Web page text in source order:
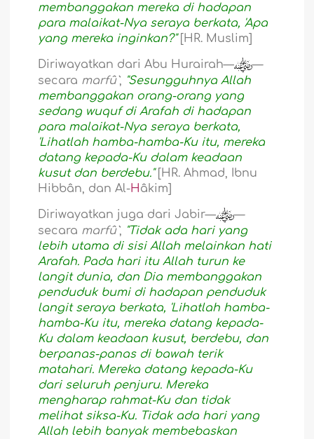
membanggakan mereka di hadapan
para malaikat-Nya seraya berkata, 'Apa
yang mereka inginkan?"
[HR. Muslim]
Diriwayatkan dari Abu Hurairah—
—
secara marfû`, "Sesungguhnya Allah
membanggakan orang-orang yang
sedang wuquf di Arafah di hadapan
para malaikat-Nya seraya berkata,
'Lihatlah hamba-hamba-Ku itu, mereka
datang kepada-Ku dalam keadaan
kusut dan berdebu."[HR. Ahmad, Ibnu
Hibbân, dan Al-Hâkim]
Diriwayatkan juga dari Jabir—
—
secara marfû`, "Tidak ada hari yang
lebih utama di sisi Allah melainkan hati
Arafah. Pada hari itu Allah turun ke
langit dunia, dan Dia membanggakan
penduduk bumi di hadapan penduduk
langit seraya berkata, 'Lihatlah hamba-
hamba-Ku itu, mereka datang kepada-
Ku dalam keadaan kusut, berdebu, dan
berpanas-panas di bawah terik
matahari. Mereka datang kepada-Ku
dari seluruh penjuru. Mereka
mengharap rahmat-Ku dan tidak
melihat siksa-Ku. Tidak ada hari yang
Allah lebih banyak membebaskan